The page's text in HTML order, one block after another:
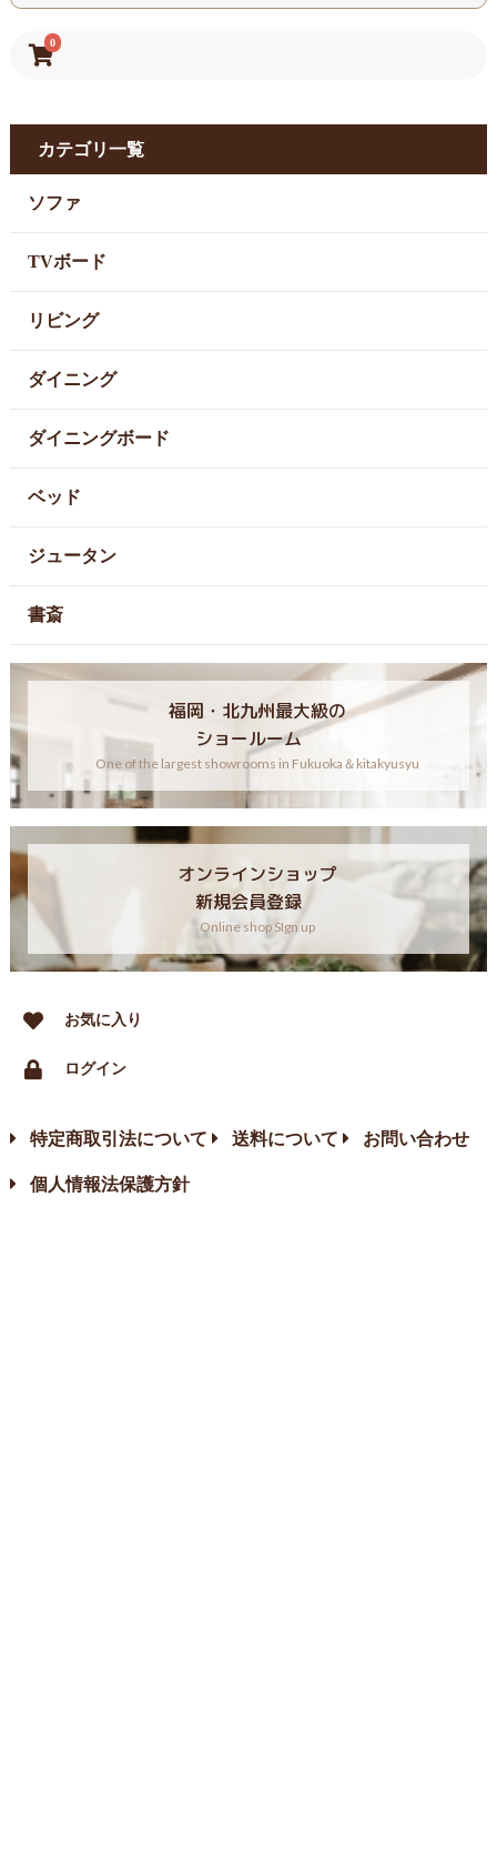
0
カテゴリ一覧
ソファ
TVボード
リビング
ダイニング
ダイニングボード
ベッド
ジュータン
書斎
福岡・北九州最大級の
ショールーム
One of the largest showrooms in Fukuoka＆kitakyusyu
オンラインショップ
新規会員登録
Online shop SIgn up
お気に入り
ログイン
特定商取引法について 送料について お問い合わせ
個人情報法保護方針